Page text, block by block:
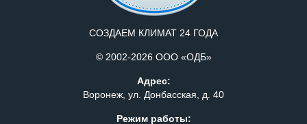
СОЗДАЕМ КЛИМАТ 24 ГОДА
© 2002-2026 ООО «ОДБ»
Адрес:
Воронеж, ул. Донбасская, д. 40
Режим работы: